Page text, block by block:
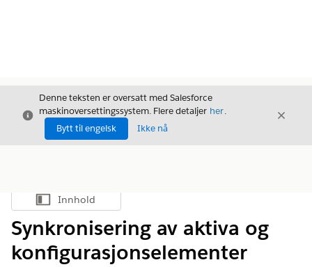
Avslutt
Denne teksten er oversatt med Salesforce
maskinoversettingssystem. Flere detaljer her.
Bytt til engelsk
Ikke nå
Avslutt
Vis innholdsfortegnelse
Innhold
Synkronisering av aktiva og
konfigurasjonselementer